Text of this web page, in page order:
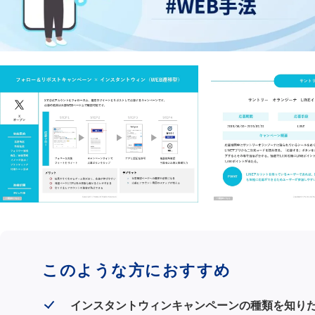
このような方におすすめ
インスタントウィンキャンペーンの種類を知り